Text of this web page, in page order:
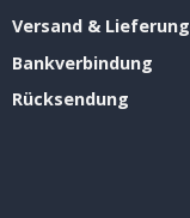
Versand & Lieferung
Bankverbindung
Rücksendung